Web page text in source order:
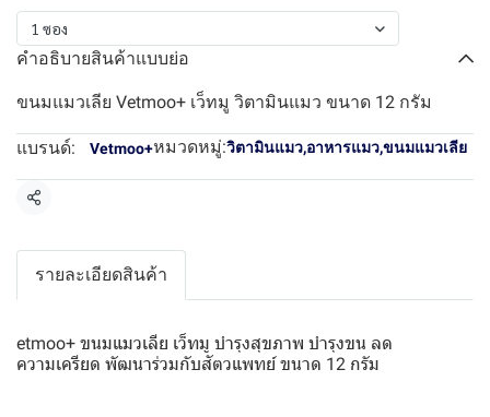
1 ซอง
คำอธิบายสินค้าแบบย่อ
ขนมแมวเลีย Vetmoo+ เว็ทมู วิตามินแมว ขนาด 12 กรัม
แบรนด์: Vetmoo+หมวดหมู่:วิตามินแมว,อาหารแมว,ขนมแมวเลีย
แชร์
รายละเอียดสินค้า
etmoo+ ขนมแมวเลีย เว็ทมู บำรุงสุขภาพ บำรุงขน ลด
ความเครียด พัฒนาร่วมกับสัตวแพทย์ ขนาด 12 กรัม